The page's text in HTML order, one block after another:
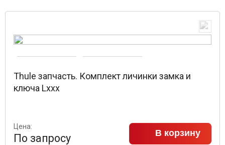
Thule запчасть. Комплект личинки замка и
ключа Lxxx
Цена:
По запросу В корзину